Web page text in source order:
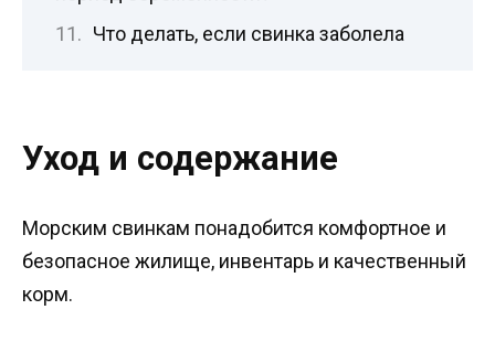
Что делать, если свинка заболела
Уход и содержание
Морским свинкам понадобится комфортное и
безопасное жилище, инвентарь и качественный
корм.